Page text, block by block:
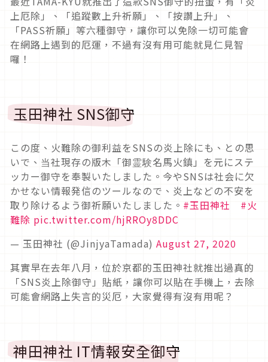
上厄除」、「追蹤數上升祈願」、「按讚上升」、
「PASS祈願」等六種御守，讓你可以免除一切可能會
在網路上遇到的厄運，不過有沒有用可能就見仁見智
囉！
玉田神社 SNS御守
この度、火難除の御利益をSNSの炎上除にも、との思
いで、当社現存の版木「御霊験名馬火鎮」を元にステ
ッカー御守を奉製いたしました。今やSNSは社会に欠
かせない情報発信のツールなので、炎上などの不安を
取り除けるよう御祈願いたしました。 #玉田神社
#火
難除 pic.twitter.com/hjRROy8DDC
— 玉田神社 (@JinjyaTamada) August 27, 2020
其實早在去年八月，位於京都的玉田神社就推出過真的
「SNS炎上除御守」貼紙，讓你可以貼在手機上，去除
可能會網路上失言的災厄，大家覺得有沒有用呢？
神田神社 IT情報安全御守